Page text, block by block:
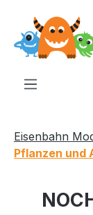
springen
Eisenbahn
Pflanzen und